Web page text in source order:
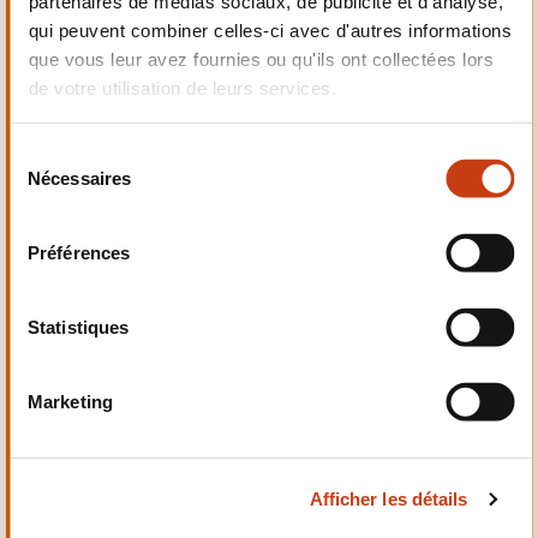
qui peuvent combiner celles-ci avec d'autres informations
que vous leur avez fournies ou qu'ils ont collectées lors
de votre utilisation de leurs services.
Nécessaires
Préférences
Statistiques
Marketing
Afficher les détails
Electrotechnique,
Automatismes